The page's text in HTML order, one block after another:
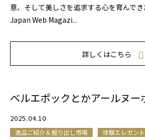
意、そして美しさを追求する心を育んで
Japan Web Magazi...
詳しくはこちら
ベルエポックとかアールヌー
2025.04.10
逸品ご紹介＆掘り出し市場
体験エレガン